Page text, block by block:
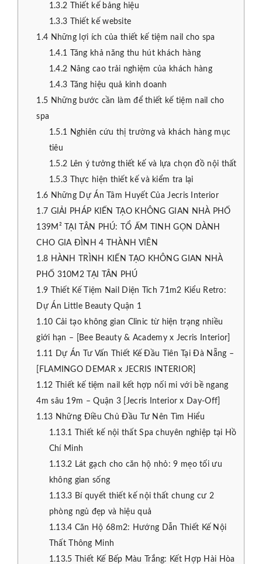
1.3.2 Thiết kế bảng hiệu
1.3.3 Thiết kế website
1.4 Những lợi ích của thiết kế tiệm nail cho spa
1.4.1 Tăng khả năng thu hút khách hàng
1.4.2 Nâng cao trải nghiệm của khách hàng
1.4.3 Tăng hiệu quả kinh doanh
1.5 Những bước cần làm để thiết kế tiệm nail cho
spa
1.5.1 Nghiên cứu thị trường và khách hàng mục
tiêu
1.5.2 Lên ý tưởng thiết kế và lựa chọn đồ nội thất
1.5.3 Thực hiện thiết kế và kiểm tra lại
1.6 Những Dự Án Tâm Huyết Của Jecris Interior
1.7 GIẢI PHÁP KIẾN TẠO KHÔNG GIAN NHÀ PHỐ
139M² TẠI TÂN PHÚ: TỔ ẤM TINH GỌN DÀNH
CHO GIA ĐÌNH 4 THÀNH VIÊN
1.8 HÀNH TRÌNH KIẾN TẠO KHÔNG GIAN NHÀ
PHỐ 310M2 TẠI TÂN PHÚ
1.9 Thiết Kế Tiệm Nail Diện Tích 71m2 Kiểu Retro:
Dự Án Little Beauty Quận 1
1.10 Cải tạo không gian Clinic từ hiện trạng nhiều
giới hạn – [Bee Beauty & Academy x Jecris Interior]
1.11 Dự Án Tư Vấn Thiết Kế Đầu Tiên Tại Đà Nẵng –
[FLAMINGO DEMAR x JECRIS INTERIOR]
1.12 Thiết kế tiệm nail kết hợp nối mi với bề ngang
4m sâu 19m – Quận 3 [Jecris Interior x Day-Off]
1.13 Những Điều Chủ Đầu Tư Nên Tìm Hiểu
1.13.1 Thiết kế nội thất Spa chuyên nghiệp tại Hồ
Chí Minh
1.13.2 Lát gạch cho căn hộ nhỏ: 9 mẹo tối ưu
không gian sống
1.13.3 Bí quyết thiết kế nội thất chung cư 2
phòng ngủ đẹp và hiệu quả
1.13.4 Căn Hộ 68m2: Hướng Dẫn Thiết Kế Nội
Thất Thông Minh
1.13.5 Thiết Kế Bếp Màu Trắng: Kết Hợp Hài Hòa